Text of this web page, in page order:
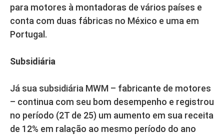
para motores à montadoras de vários países e
conta com duas fábricas no México e uma em
Portugal.
Subsidiária
Já sua subsidiária MWM – fabricante de motores
– continua com seu bom desempenho e registrou
no período (2T de 25) um aumento em sua receita
de 12% em ralação ao mesmo período do ano